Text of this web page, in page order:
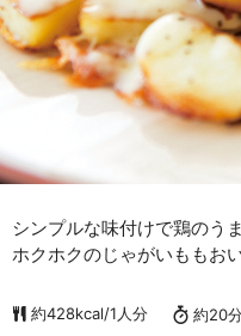
シンプルな味付けで鶏のう
ホクホクのじゃがいももお
約428kcal/1人分 約20